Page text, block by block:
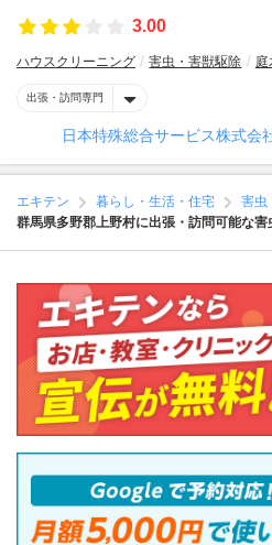
3.00
ハウスクリーニング 害虫・害獣駆除 庭
出張・訪問専門
日本特殊総合サービス株式会
エキテン 暮らし・生活・住宅
害虫
群馬県多野郡上野村に出張・訪問可能な